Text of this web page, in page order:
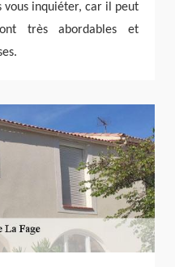
vous inquiéter, car il peut
très abordables et